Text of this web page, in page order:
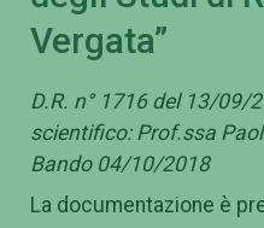
Vergata”
D.R. n° 1716 del 13/09/
scientifico: Prof.ssa
Bando 04/10/2018
La documentazione è